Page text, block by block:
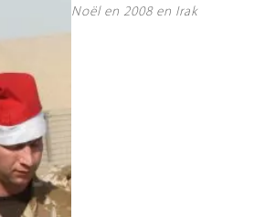
Noël en 2008 en Irak